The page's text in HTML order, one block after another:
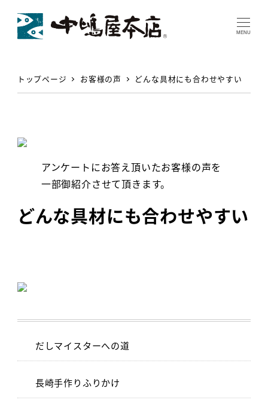
MENU
トップページ お客様の声 どんな具材にも合わせやすい
アンケートにお答え頂いたお客様の声を
一部御紹介させて頂きます。
どんな具材にも合わせやすい
だしマイスターへの道
長崎手作りふりかけ